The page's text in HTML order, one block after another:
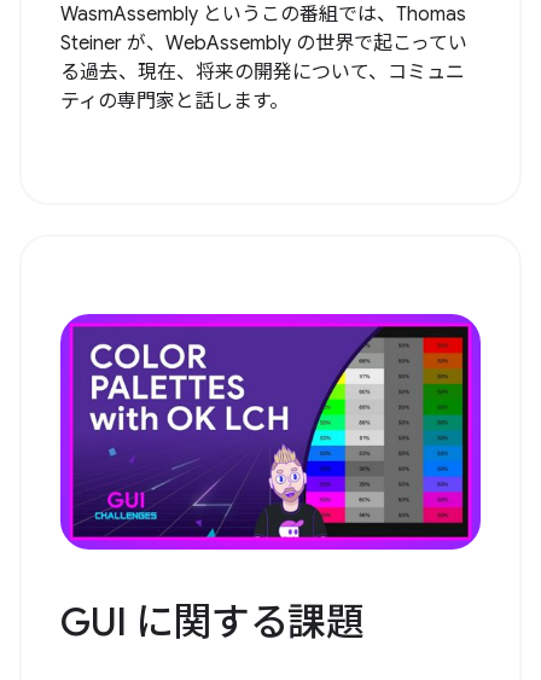
WasmAssembly というこの番組では、Thomas
Steiner が、WebAssembly の世界で起こってい
る過去、現在、将来の開発について、コミュニ
ティの専門家と話します。
GUI に関する課題